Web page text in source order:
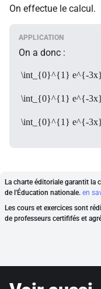
On effectue le calcul.
On a donc :
\int_{0}^{1} e^{-3x}
\int_{0}^{1} e^{-3x}
\int_{0}^{1} e^{-
La charte éditoriale garantit
de l'Éducation nationale. en
Les cours et exercices sont
de professeurs certififés et